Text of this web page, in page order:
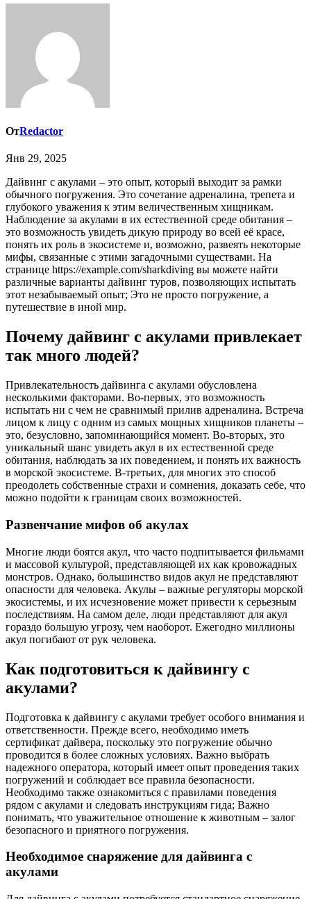
ОтRedactor
Янв 29, 2025
Дайвинг с акулами – это опыт, который выходит за рамки
обычного погружения. Это сочетание адреналина, трепета и
глубокого уважения к этим величественным хищникам.
Наблюдение за акулами в их естественной среде обитания –
это возможность увидеть дикую природу во всей её красе,
понять их роль в экосистеме и, возможно, развеять некоторые
мифы, связанные с этими загадочными существами. На
странице https://example.com/sharkdiving вы можете найти
различные варианты дайвинг туров, позволяющих испытать
этот незабываемый опыт; Это не просто погружение, а
путешествие в иной мир.
Почему дайвинг с акулами привлекает
так много людей?
Привлекательность дайвинга с акулами обусловлена
несколькими факторами. Во-первых, это возможность
испытать ни с чем не сравнимый прилив адреналина. Встреча
лицом к лицу с одним из самых мощных хищников планеты –
это, безусловно, запоминающийся момент. Во-вторых, это
уникальный шанс увидеть акул в их естественной среде
обитания, наблюдать за их поведением, и понять их важность
в морской экосистеме. В-третьих, для многих это способ
преодолеть собственные страхи и сомнения, доказать себе, что
можно подойти к границам своих возможностей.
Развенчание мифов об акулах
Многие люди боятся акул, что часто подпитывается фильмами
и массовой культурой, представляющей их как кровожадных
монстров. Однако, большинство видов акул не представляют
опасности для человека. Акулы – важные регуляторы морской
экосистемы, и их исчезновение может привести к серьезным
последствиям. На самом деле, люди представляют для акул
гораздо большую угрозу, чем наоборот. Ежегодно миллионы
акул погибают от рук человека.
Как подготовиться к дайвингу с
акулами?
Подготовка к дайвингу с акулами требует особого внимания и
ответственности. Прежде всего, необходимо иметь
сертификат дайвера, поскольку это погружение обычно
проводится в более сложных условиях. Важно выбрать
надежного оператора, который имеет опыт проведения таких
погружений и соблюдает все правила безопасности.
Необходимо также ознакомиться с правилами поведения
рядом с акулами и следовать инструкциям гида; Важно
понимать, что уважительное отношение к животным – залог
безопасного и приятного погружения.
Необходимое снаряжение для дайвинга с
акулами